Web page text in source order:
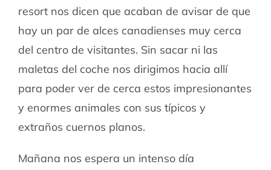
resort nos dicen que acaban de avisar de que
hay un par de alces canadienses muy cerca
del centro de visitantes. Sin sacar ni las
maletas del coche nos dirigimos hacia allí
para poder ver de cerca estos impresionantes
y enormes animales con sus típicos y
extraños cuernos planos.
Mañana nos espera un intenso día